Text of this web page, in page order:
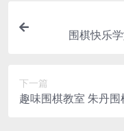
围棋快乐
下一篇
趣味围棋教室 朱丹